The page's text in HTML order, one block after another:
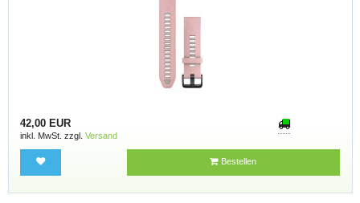
42,00 EUR
inkl. MwSt. zzgl. Versand
Bestellen